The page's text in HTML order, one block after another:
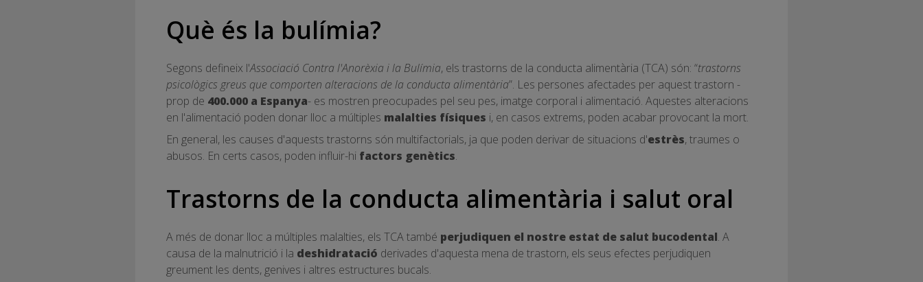
Què és la bulímia?
Segons defineix l'Associació Contra l'Anorèxia i la Bulímia, els trastorns de la conducta alimentària (TCA) són: “trastorns
psicològics greus que comporten alteracions de la conducta alimentària”. Les persones afectades per aquest trastorn -
prop de 400.000 a Espanya- es mostren preocupades pel seu pes, imatge corporal i alimentació. Aquestes alteracions
en l'alimentació poden donar lloc a múltiples malalties físiques i, en casos extrems, poden acabar provocant la mort.
En general, les causes d'aquests trastorns són multifactorials, ja que poden derivar de situacions d'estrès, traumes o
abusos. En certs casos, poden influir-hi factors genètics.
Trastorns de la conducta alimentària i salut oral
A més de donar lloc a múltiples malalties, els TCA també perjudiquen el nostre estat de salut bucodental. A
causa de la malnutrició i la deshidratació derivades d'aquesta mena de trastorn, els seus efectes perjudiquen
greument les dents, genives i altres estructures bucals.